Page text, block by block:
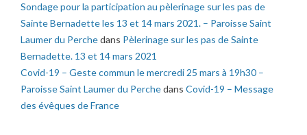
Sondage pour la participation au pèlerinage sur les pas de
Sainte Bernadette les 13 et 14 mars 2021. – Paroisse Saint
Laumer du Perchedans Pèlerinage sur les pas de Sainte
Bernadette. 13 et 14 mars 2021
Covid-19 – Geste commun le mercredi 25 mars à 19h30 –
Paroisse Saint Laumer du Perchedans Covid-19 – Message
des évêques de France